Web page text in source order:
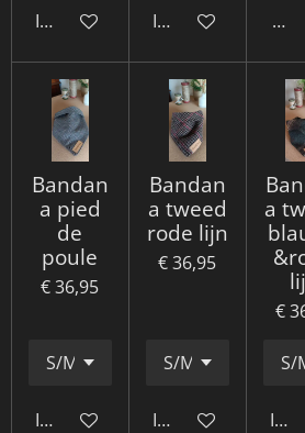
In winkelwagenIn winkelwagen
Bandan
a pied
de
poule
€ 36,95
In winkelwagen
Bandan
a tweed
rode lijn
€ 36,95
In winkelwagen
a
€
In